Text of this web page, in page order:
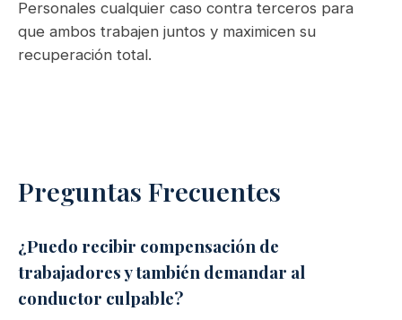
Personales cualquier caso contra terceros para
que ambos trabajen juntos y maximicen su
recuperación total.
Preguntas Frecuentes
¿Puedo recibir compensación de
trabajadores y también demandar al
conductor culpable?